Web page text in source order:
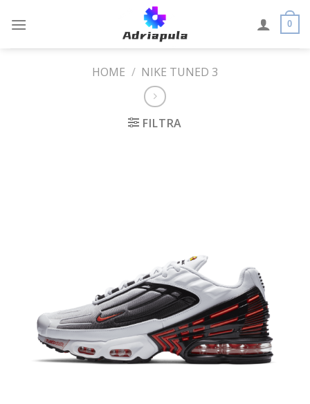
0
HOME / NIKE TUNED 3
FILTRA